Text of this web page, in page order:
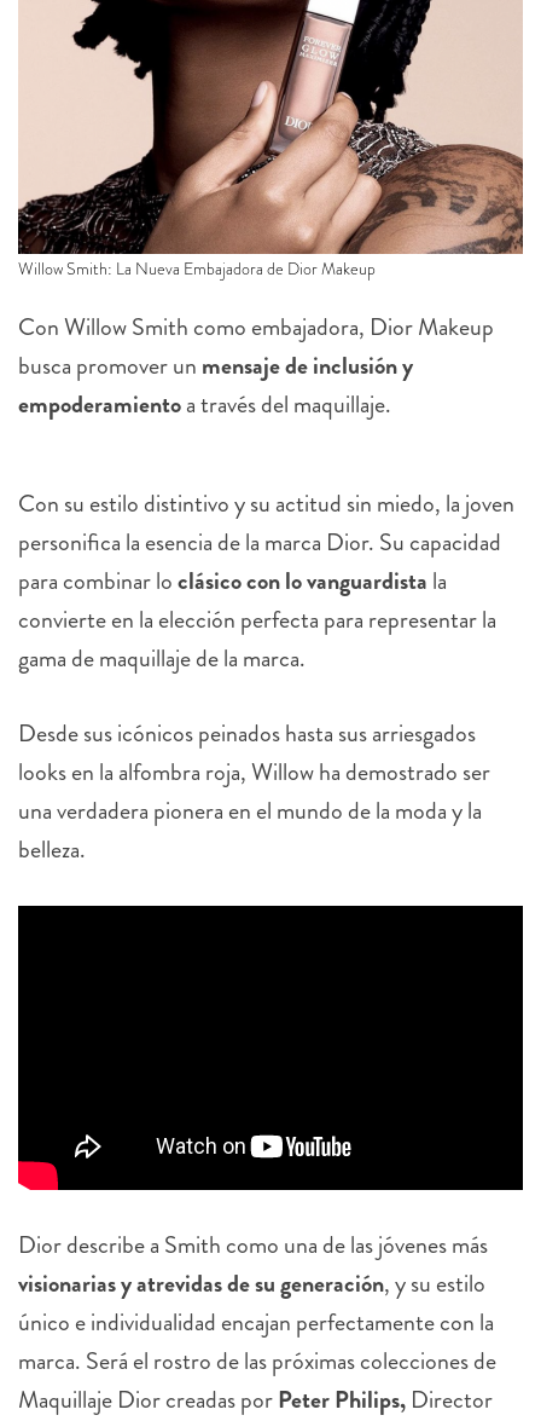
Willow Smith: La Nueva Embajadora de Dior Makeup
busca promover unmensaje de inclusión y
empoderamientoa través del maquillaje.
personifica la esencia de la marca Dior. Su capacidad
para combinar loclásico con lo vanguardistala
convierte en la elección perfecta para representar la
gama de maquillaje de la marca.
looks en la alfombra roja, Willow ha demostrado ser
una verdadera pionera en el mundo de la moda y la
belleza.
visionarias y atrevidas de su generación, y su estilo
único e individualidad encajan perfectamente con la
marca. Será el rostro de las próximas colecciones de
Maquillaje Dior creadas porPeter Philips,Director